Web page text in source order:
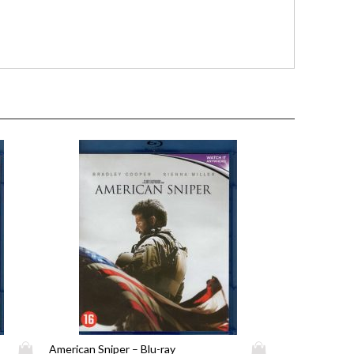
American Sniper – Blu-ray D